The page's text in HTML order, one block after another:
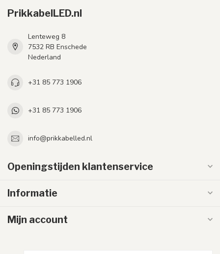
PrikkabelLED.nl
Lenteweg 8
7532 RB Enschede
Nederland
+31 85 773 1906
+31 85 773 1906
info@prikkabelled.nl
Openingstijden klantenservice
Informatie
Mijn account